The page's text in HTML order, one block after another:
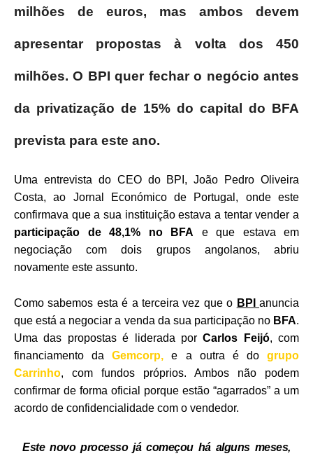
milhões de euros, mas ambos devem
apresentar propostas à volta dos 450
milhões. O BPI quer fechar o negócio antes
da privatização de 15% do capital do BFA
prevista para este ano.
Uma entrevista do CEO do BPI, João Pedro Oliveira
Costa, ao Jornal Económico de Portugal, onde este
confirmava que a sua instituição estava a tentar vender a
participação de 48,1% no BFA e que estava em
negociação com dois grupos angolanos, abriu
novamente este assunto.
Como sabemos esta é a terceira vez que o BPIanuncia
que está a negociar a venda da sua participação no BFA.
Uma das propostas é liderada porCarlos Feijó, com
financiamento daGemcorp, e a outra é do grupo
Carrinho, com fundos próprios. Ambos não podem
confirmar de forma oficial porque estão “agarrados” a um
acordo de confidencialidade com o vendedor.
Este novo processo já começou há alguns meses,